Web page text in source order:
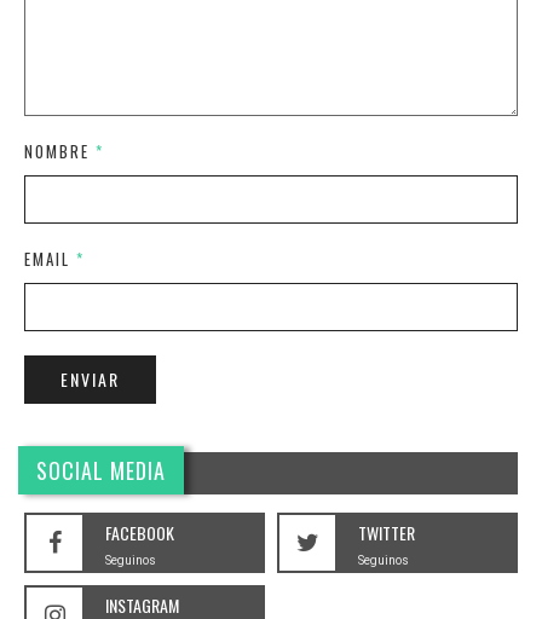
NOMBRE *
EMAIL *
SOCIAL MEDIA
FACEBOOK
Seguinos
TWITTER
Seguinos
INSTAGRAM